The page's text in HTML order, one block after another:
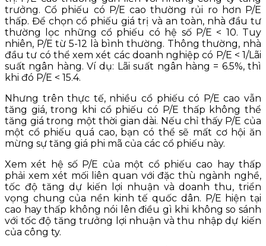
trưởng. Cổ phiếu có P/E cao thường rủi ro hơn P/E
thấp. Để chọn cổ phiếu giá trị và an toàn, nhà đầu tư
thường lọc những cổ phiếu có hệ số P/E < 10. Tuy
nhiên, P/E từ 5-12 là bình thường. Thông thường, nhà
đầu tư có thể xem xét các doanh nghiệp có P/E < 1/Lãi
suất ngân hàng. Ví dụ: Lãi suất ngân hàng = 6.5%, thì
khi đó P/E < 15.4.
Nhưng trên thực tế, nhiều cổ phiếu có P/E cao vẫn
tăng giá, trong khi cổ phiếu có P/E thấp không thể
tăng giá trong một thời gian dài. Nếu chỉ thấy P/E của
một cổ phiếu quá cao, bạn có thể sẽ mất cơ hội ăn
mừng sự tăng giá phi mã của các cổ phiếu này.
Xem xét hệ số P/E của một cổ phiếu cao hay thấp
phải xem xét mối liên quan với đặc thù ngành nghề,
tốc độ tăng dự kiến lợi nhuận và doanh thu, triển
vọng chung của nền kinh tế quốc dân. P/E hiện tại
cao hay thấp không nói lên điều gì khi không so sánh
với tốc độ tăng trưởng lợi nhuận và thu nhập dự kiến
của công ty.